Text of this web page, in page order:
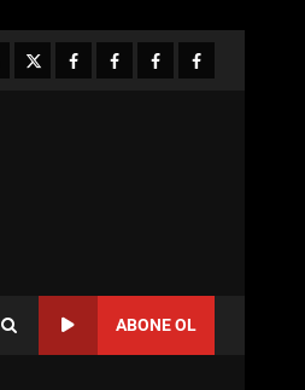
twitterfacebook-Facebook-
Facebook-Facebook-
ABONE OL